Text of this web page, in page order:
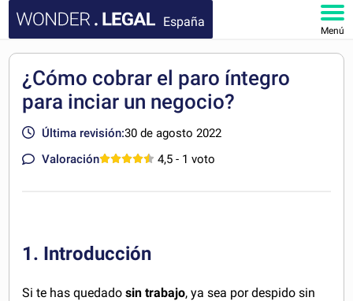
España
Menú
DOCUMENTOS
FAQ
¿Cómo cobrar el paro íntegro
para inciar un negocio?
Última revisión:30 de agosto 2022
Valoración
4,5 - 1 voto
1. Introducción
Si te has quedadosin trabajo, ya sea por despido sin